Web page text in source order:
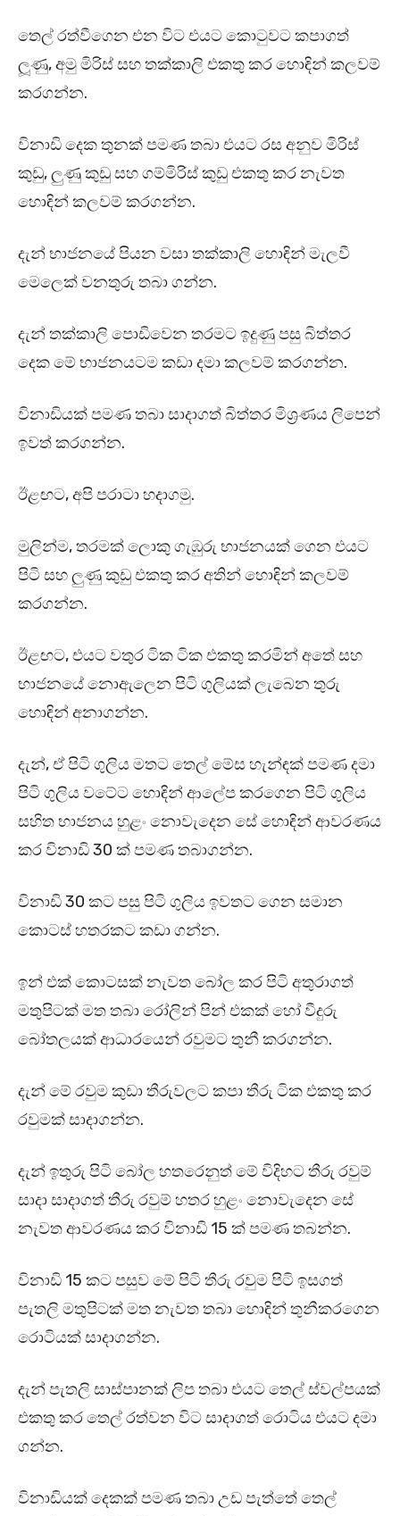
තෙල් රත්වීගෙන එන විට එයට කොටුවට කපාගත්
ලූණු, අමු මිරිස් සහ තක්කාලි එකතු කර හොඳින් කලවම්
කරගන්න.
විනාඩි දෙක තුනක් පමණ තබා එයට රස අනුව මිරිස්
කුඩු, ලුණු කුඩු සහ ගම්මිරිස් කුඩු එකතු කර නැවත
හොඳින් කලවම් කරගන්න.
දැන් භාජනයේ පියන වසා තක්කාලි හොඳින් මැලවී
මෙලෙක් වනතුරු තබා ගන්න.
දැන් තක්කාලි පොඩිවෙන තරමට ඉදුණු පසු බිත්තර
දෙක මේ භාජනයටම කඩා දමා කලවම් කරගන්න.
විනාඩියක් පමණ තබා සාදාගත් බිත්තර මිශ්‍රණය ලිපෙන්
ඉවත් කරගන්න.
ඊළඟට, අපි පරාටා හදාගමු.
මුලින්ම, තරමක් ලොකු ගැඹුරු භාජනයක් ගෙන එයට
පිටි සහ ලුණු කුඩු එකතු කර අතින් හොඳින් කලවම්
කරගන්න.
ඊළඟට, එයට වතුර ටික ටික එකතු කරමින් අතේ සහ
භාජනයේ නොඇලෙන පිටි ගුලියක් ලැබෙන තුරු
හොඳින් අනාගන්න.
දැන්, ඒ පිටි ගුලිය මතට තෙල් මේස හැන්ඳක් පමණ දමා
පිටි ගුලිය වටේට හොඳින් ආලේප කරගෙන පිටි ගුලිය
සහිත භාජනය හුළං නොවැදෙන සේ හොඳින් ආවරණය
කර විනාඩි 30 ක් පමණ තබාගන්න.
විනාඩි 30 කට පසු පිටි ගුලිය ඉවතට ගෙන සමාන
කොටස් හතරකට කඩා ගන්න.
ඉන් එක් කොටසක් නැවත බෝල කර පිටි අතුරාගත්
මතුපිටක් මත තබා රෝලින් පින් එකක් හෝ වීදුරු
බෝතලයක් ආධාරයෙන් රවුමට තුනී කරගන්න.
දැන් මේ රවුම කුඩා තීරුවලට කපා තීරු ටික එකතු කර
රවුමක් සාදාගන්න.
දැන් ඉතුරු පිටි බෝල හතරෙනුත් මේ විදිහට තීරු රවුම්
සාදා සාදාගත් තීරු රවුම් හතර හුළං නොවැදෙන සේ
නැවත ආවරණය කර විනාඩි 15 ක් පමණ තබන්න.
විනාඩි 15 කට පසුව මේ පිටි තීරු රවුම පිටි ඉසගත්
පැතලි මතුපිටක් මත නැවත තබා හොඳින් තුනීකරගෙන
රොටියක් සාදාගන්න.
දැන් පැතලි සාස්පානක් ලිප තබා එයට තෙල් ස්වල්පයක්
එකතු කර තෙල් රත්වන විට සාදාගත් රොටිය එයට දමා
ගන්න.
විනාඩියක් දෙකක් පමණ තබා උඩ පැත්තේ තෙල්